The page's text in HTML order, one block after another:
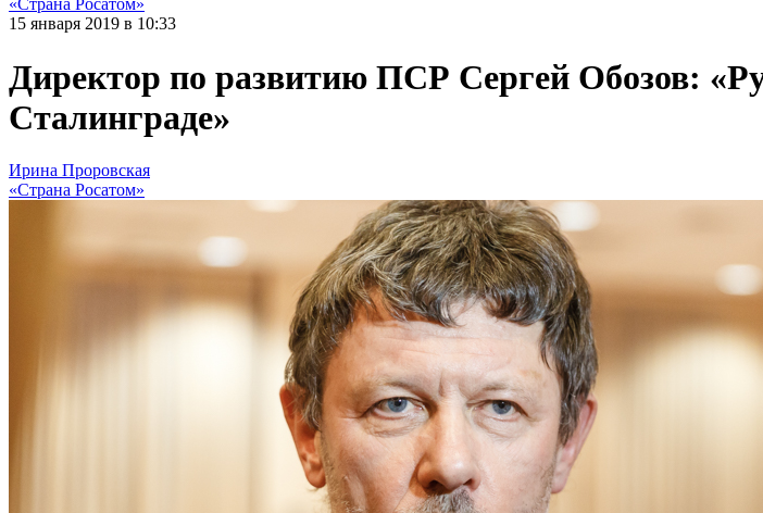
«Страна Росатом»
15 января 2019 в 10:33
Директор по развитию ПСР Сергей Обозов:
Сталинграде»
Ирина Проровская
«Страна Росатом»